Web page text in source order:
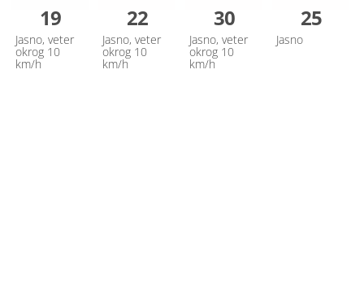
19
Jasno, veter
okrog 10
km/h
22
Jasno, veter
okrog 10
km/h
30
Jasno, veter
okrog 10
km/h
25
Jasno